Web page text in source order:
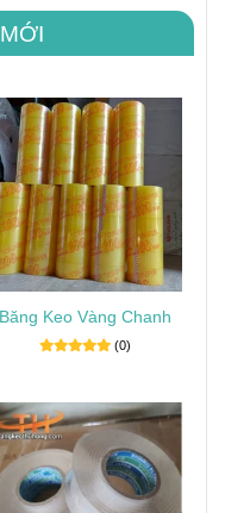
Băng Keo Vàng Chanh
(0)